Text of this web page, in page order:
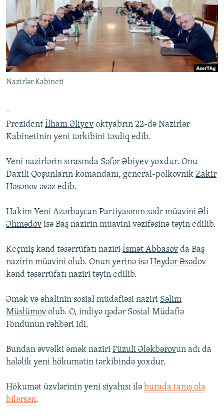
FOTOQALEREYA
İNFOQRAFIKA
KARIKATURA
OXU ZALI
AZƏRBAYCAN ƏDƏBIYYATI KITABXANASI
İSLAM VƏ DEMOKRATIYA
İZ - MƏDƏNIYYƏT PROQRAMI
HAQQIMIZDA
MISSIYAMIZ
PEŞƏ ETIKASI VƏ JURNALISTIKA STANDARTLARIMIZ
MATERIALLARIMIZDAN ISTIFADƏ
AZADLIQRADIOSU MOBIL TELEFONUNUZDA
XƏBƏR BÜLLETENLƏRIMIZ
BIZI IZLƏ
RFE/RL-in bütün saytları
Nazirlər Kabineti
-
Prezident İlham Əliyev oktyabrın 22-də Nazirlər
Kabinetinin yeni tərkibini təsdiq edib.
Yeni nazirlərin sırasında Səfər Əbiyev yoxdur. Onu
Daxili Qoşunların komandanı, general-polkovnik Zakir
Həsənov əvəz edib.
Hakim Yeni Azərbaycan Partiyasının sədr müavini Əli
Əhmədov isə Baş nazirin müavini vəzifəsinə təyin edilib.
Keçmiş kənd təsərrüfatı naziri İsmət Abbasov da Baş
nazirin müavini olub. Onun yerinə isə Heydər Əsədov
kənd təsərrüfatı naziri təyin edilib.
​Əmək və əhalinin sosial müdafiəsi naziri Səlim
Müslümov olub. O, indiyə qədər Sosial Müdafiə
Fondunun rəhbəri idi.
Bundan əvvəlki əmək naziri Füzuli Ələkbərovun adı da
hələlik yeni hökumətin tərkibində yoxdur.
Hökumət üzvlərinin yeni siyahısı ilə burada tanış ola
bilərsən.